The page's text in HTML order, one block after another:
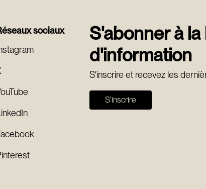
sociaux
S'abonner à
d'information
S'inscrire et recevez les
S'inscrire